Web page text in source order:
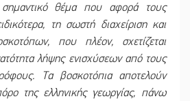
θέμα που αφορά τους
τη σωστή διαχείριση και
που πλέον, σχετίζεται
λήψης ενισχύσεων από τους
Τα βοσκοτόπια αποτελούν
της ελληνικής γεωργίας, πάνω